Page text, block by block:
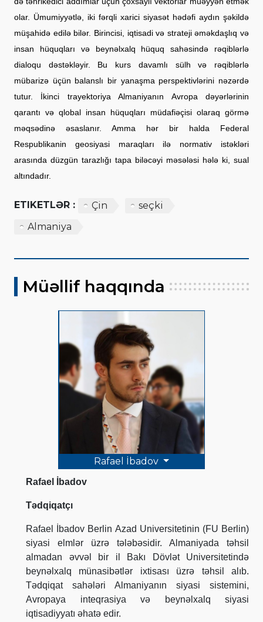
olar. Ümumiyyətlə, iki fərqli xarici siyasət hədəfi aydın şəkildə
müşahidə edilə bilər. Birincisi, iqtisadi və strateji əməkdaşlıq və
insan hüquqları və beynəlxalq hüquq sahəsində rəqiblərlə
dialoqu dəstəkləyir. Bu kurs davamlı sülh və rəqiblərlə
mübarizə üçün balanslı bir yanaşma perspektivlərini nəzərdə
tutur. İkinci trayektoriya Almaniyanın Avropa dəyərlərinin
qarantı və qlobal insan hüquqları müdafiəçisi olaraq görmə
məqsədinə əsaslanır. Amma hər bir halda Federal
Respublikanin geosiyasi maraqları ilə normativ istəkləri
arasında düzgün tarazlığı tapa biləcəyi məsələsi hələ ki, sual
altındadır.
ETIKETLƏR : Çin
seçki
Almaniya
Müəllif haqqında
Rafael İbadov
Rafael İbadov
Tədqiqatçı
Rafael İbadov Berlin Azad Universitetinin (FU Berlin)
siyasi elmlər üzrə tələbəsidir. Almaniyada təhsil
almadan əvvəl bir il Bakı Dövlət Universitetində
beynəlxalq münasibətlər ixtisası üzrə təhsil alıb.
Tədqiqat sahələri Almaniyanın siyasi sistemini,
Avropaya inteqrasiya və beynəlxalq siyasi
iqtisadiyyatı əhatə edir.